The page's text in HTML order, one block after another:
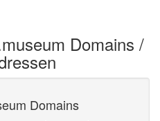
Domains /
Domains